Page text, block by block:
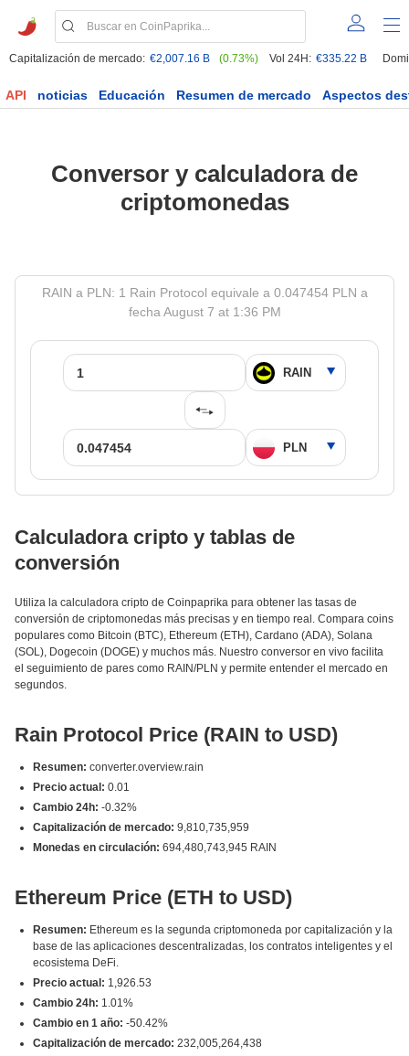
Capitalización de mercado: €2,007.16 B (0.73%) Vol 24H: €335.22 B
API noticias Educación Resumen de mercado Aspectos
Conversor y calculadora de
criptomonedas
RAIN a PLN: 1 Rain Protocol equivale a 0.047454 PLN a
fecha August 7 at 1:36 PM
Calculadora cripto y tablas de
conversión
Utiliza la calculadora cripto de Coinpaprika para obtener las tasas de
conversión de criptomonedas más precisas y en tiempo real. Compara coins
populares como Bitcoin (BTC), Ethereum (ETH), Cardano (ADA), Solana
(SOL), Dogecoin (DOGE) y muchos más. Nuestro conversor en vivo facilita
el seguimiento de pares como RAIN/PLN y permite entender el mercado en
segundos.
Rain Protocol Price (RAIN to USD)
Resumen: converter.overview.rain
Precio actual: 0.01
Cambio 24h: -0.32%
Capitalización de mercado: 9,810,735,959
Monedas en circulación: 694,480,743,945 RAIN
Ethereum Price (ETH to USD)
Resumen: Ethereum es la segunda criptomoneda por capitalización y la
base de las aplicaciones descentralizadas, los contratos inteligentes y el
ecosistema DeFi.
Precio actual: 1,926.53
Cambio 24h: 1.01%
Cambio en 1 año: -50.42%
Capitalización de mercado: 232,005,264,438